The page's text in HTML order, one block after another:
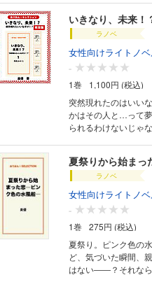
いきなり、未来
ラノベ
女性向けライトノ
-
1巻
1,100円 (税込)
突然現れたのはいいなずけ!? 普通の高校生。普通に好
かはその人と…って
られるわけないじゃ
夏祭りから始ま
ラノベ
女性向けライトノ
-
1巻
275円 (税込)
夏祭り。ピンク色の
ど、気づいた瞬間、
はない――？それなら